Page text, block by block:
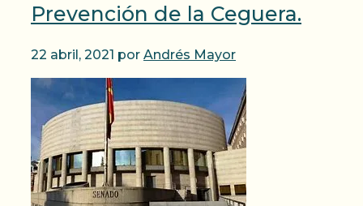
Prevención de la Ceguera.
22 abril, 2021 por Andrés Mayor